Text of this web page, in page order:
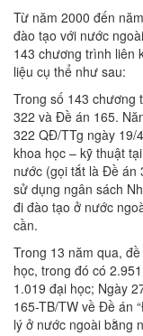
Từ năm 2000 đến
đào tạo với nước
143 chương trình liên
liệu cụ thể như sau:
Trong số 143 chương
322 và Đề án 165.
322 QĐ/TTg ngày 19/
khoa học – kỹ thuật
nước (gọi tắt là Đề án
sử dụng ngân sách
đi đào tạo ở nước
cần.
Trong 13 năm qua,
học, trong đó có
1.019 đại học; Ngày
165-TB/TW về Đề án
lý ở nước ngoài bằng